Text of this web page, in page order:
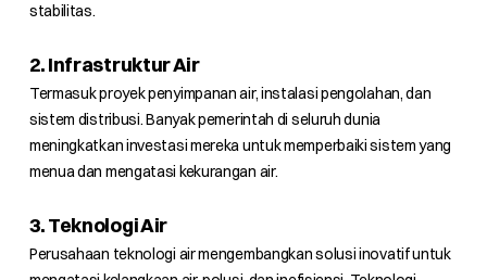
stabilitas.
2. Infrastruktur Air
Termasuk proyek penyimpanan air, instalasi pengolahan, dan
sistem distribusi. Banyak pemerintah di seluruh dunia
meningkatkan investasi mereka untuk memperbaiki sistem yang
menua dan mengatasi kekurangan air.
3. Teknologi Air
Perusahaan teknologi air mengembangkan solusi inovatif untuk